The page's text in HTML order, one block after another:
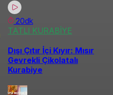
20dk
TATLI KURABİYE
Dışı Çıtır İçi Kıyır: Mısır
Gevrekli Çikolatalı
Kurabiye